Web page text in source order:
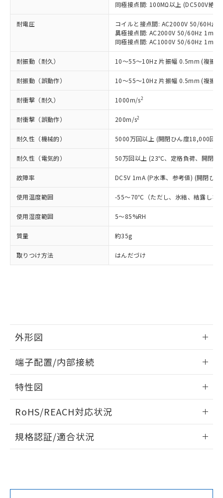
同極接点間: 100MΩ以上 (DC500V絶縁
耐電圧
コイルと接点間: AC2000V 50/60Hz
異極接点間: AC2000V 50/60Hz 1min
同極接点間: AC1000V 50/60Hz 1min
耐振動（耐久） 10～55～10Hz 片振幅 0.5mm (複振
耐振動（誤動作） 10～55～10Hz 片振幅 0.5mm (複振
耐衝撃（耐久） 1000m/s2
耐衝撃（誤動作） 200m/s2
耐久性（機械的） 5000万回以上 (開閉ひん度18,000回/
耐久性（電気的） 50万回以上 (23℃、定格負荷、開閉
故障率 DC5V 1mA (P水準、参考値) (開閉ひ
使用温度範囲 -55～70℃（ただし、氷結、結露しな
使用湿度範囲 5～85%RH
質量 約35g
取りつけ方法 はんだづけ
外形図
取りつけ穴加工図
端子配置/内部接続
端子配置/内部接続
特性図
開閉容量
RoHS/REACH対応状況
EU RoHS 注意事項・凡例
規格認証/適合状況
記載している更新日時点での社内デー
タに基づき作成されるものであり、閲
覧された時点での実際の在庫および標
準価格とは異なる場合があることをご
正式な納期状況および標準価格はお客
様のお取引先、またはお客様担当のオ
ムロン制御機器販売店・当社販売員に
ご相談ください。
オムロン制御機器販売店や当社販売拠
販売ネットワーク
」をご確認
ください。
在庫状況および標準価格結果を当社の
事前の承諾なく第三者に漏洩または開
示しないようお願いします。
マイパーツ機能（部品リスト作成サー
ビス）をご利用いただくには、I-Web
メンバーズにご登録されている必要が
お客様が当ウェブサイト上で当社にご
登録された部品リストについて、当社
および当社の共同利用者が、当社の製
品・サービスに関するお客様との取
引・商談に必要な範囲で利用すること
をご了承ください。
※当社の共同利用者とは、"個人情報
六価クロム(Cr(Ⅵ)) 1000ppm以下、ポリ臭化ビフェニル
類(PBB) 1000ppm以下、ポリ臭化ジフェニルエーテル類
ルベンジル（BBP） 1000ppm以下、フタル酸ジブチル
（DBP） 1000ppm以下、フタル酸ジイソブチル
(DIBP) 1000ppm以下
但し、RoHS指令で産業用監視および制御機器に対する
フタル酸エステル類の４物質については閾値を超える意
図的な使用がないことを確認しています。
※2 対応予定月
部品在庫の切り替え状況などにより、予定
月が前後することがあります。
※3 非含有証明書ダウンロード
下記の非含有証明書をダウンロードするこ
EU RoHS指令（10物質）の非含有証明書
物質の対応では、対応完了までの期間は出
荷製品に未対応品が混在することから備考
既に当社にて対応品への在庫切替を完了
していることから、特段のことがない限
り、2022年1月12日より割愛しておりま
す。
*中国RoHS10物質の基準値 (GB/T26572)：
Pb(鉛) :1000ppm、 Hg(水銀) : 1000ppm、 Cd(カドミウ
Cr(Ⅵ)(六価クロム) : 1000ppm、 PBBs(ポリ臭化ビフェ
ニル類) : 1000ppm、 PBDEs(ポリ臭化ジフェニルエーテ
ル類) : 1000ppm、
DBP(フタル酸ジブチル) : 1000ppm、 DIBP(フタル酸ジ
イソブチル) : 1000ppm、 BBP(フタル酸ブチルベンジ
ル) : 1000ppm、
※2 環境保護使用期限
「ｅ」：有害物質（10物質）のすべてが基
準値以下であることを示します。
「10」：通常の使用状況下において有害物
質が外部に漏えいし、環境に深刻な影響を
及ぼさない年数を意味します。
「－」：未確認です。当社販売部門へお問
い合わせください。
（以下｢規制貨物等」という）を輸出
または国外への提供する場合は、日本
国政府の輸出許可(または役務取引許
可)を取得するなどの必要な手続きを
当社は規制貨物を破棄する場合は、完
全に破砕するなど、違法に輸出されな
いよう必要な手段を講じます。
当社は貴社製品を、核兵器、ミサイ
ル、化学兵器、生物兵器またはその他
武器並びにこれらの製造装置等に一切
使用いたしません。
当社は、貴社製品を第三者に販売する
場合は、上記1、2および3の内容を当
該第三者に通知します。また当社は、
販売先および販売に係わる関係者が違
法に輸出するおそれがある場合は、取
り引きをいたしません。
キャンセル
一定数以上の在庫あり
一定数には満たないが在庫あり
－
在庫なし(最新の在庫状況につ
いては、お客様のお取引先、ま
たはお客様担当のオムロン制御
機器販売店・当社販売員にご確
空
受注生産機種、また在庫状況の
情報を公開していない機種